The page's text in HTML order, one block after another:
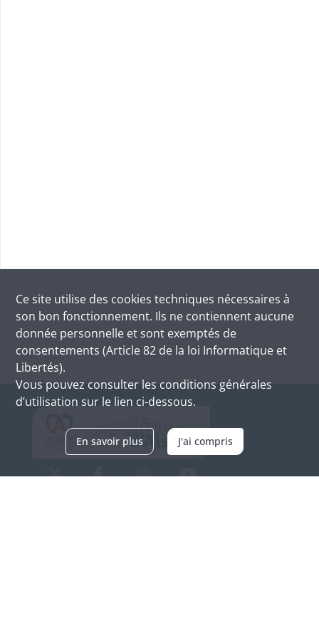
Ce site utilise des cookies techniques nécessaires à
son bon fonctionnement. Ils ne contiennent aucune
donnée personnelle et sont exemptés de
consentements (Article 82 de la loi Informatique et
Libertés).
Vous pouvez consulter les conditions générales
d’utilisation sur le lien ci-dessous.
En savoir plus J'ai compris